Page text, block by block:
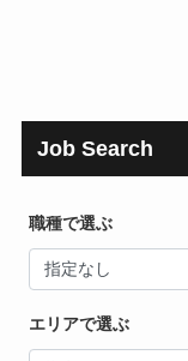
Job Search
職種で選ぶ
エリアで選ぶ